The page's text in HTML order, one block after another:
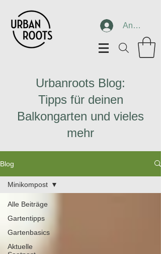
Anmelden
Urbanroots Blog:
Tipps für deinen
Balkongarten und vieles
mehr
Blog
Alle Beiträge
Gartentipps
Gartenbasics
Aktuelle
Minikompost